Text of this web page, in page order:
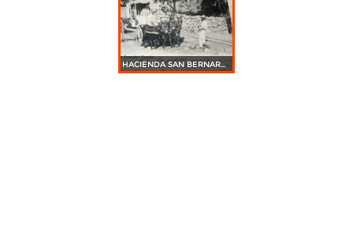
HACIENDA SAN BERNARDO